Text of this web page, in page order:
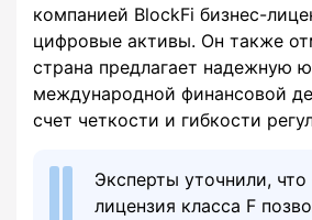
компанией BlockFi бизнес-
цифровые активы. Он также
страна предлагает надежную
международной финансовой
счет четкости и гибкости
Эксперты уточнили, что
лицензия класса F